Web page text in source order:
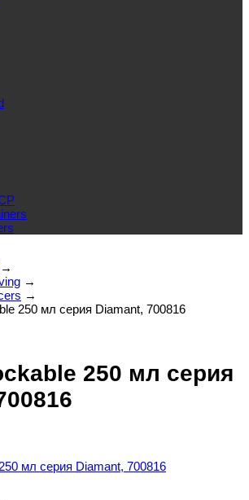
→
→
→
250 мл серия Diamant, 700816
250 мл серия